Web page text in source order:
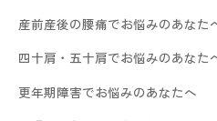
産前産後の腰痛でお悩みのあなた
四十肩・五十肩でお悩みのあなた
更年期障害でお悩みのあなたへ